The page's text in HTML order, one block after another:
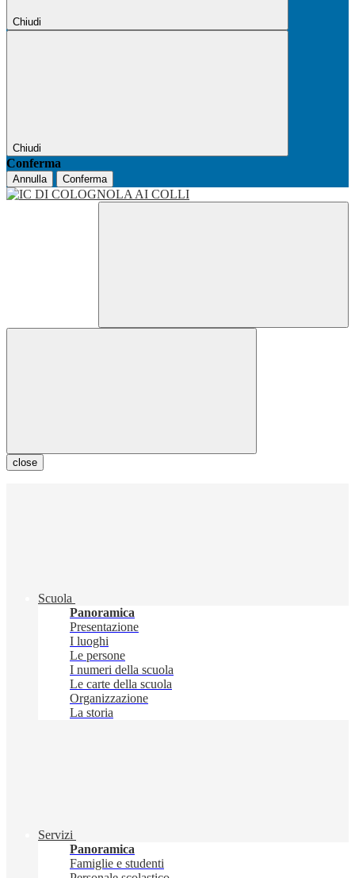
Chiudi
Chiudi
Conferma
Annulla Conferma
close
Scuola
Panoramica
Presentazione
I luoghi
Le persone
I numeri della scuola
Le carte della scuola
Organizzazione
La storia
Servizi
Panoramica
Famiglie e studenti